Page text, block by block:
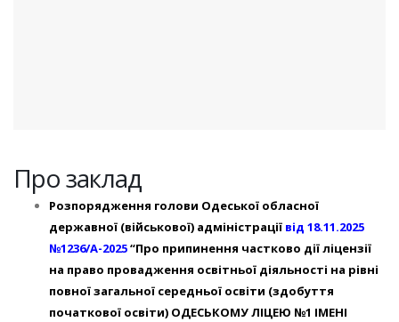
Про заклад
Розпорядження голови Одеської обласної
державної (військової) адміністрації від 18.11.2025
№1236/А-2025“Про припинення частково дії ліцензії
на право провадження освітньої діяльності на рівні
повної загальної середньої освіти (здобуття
початкової освіти) ОДЕСЬКОМУ ЛІЦЕЮ №1 ІМЕНІ